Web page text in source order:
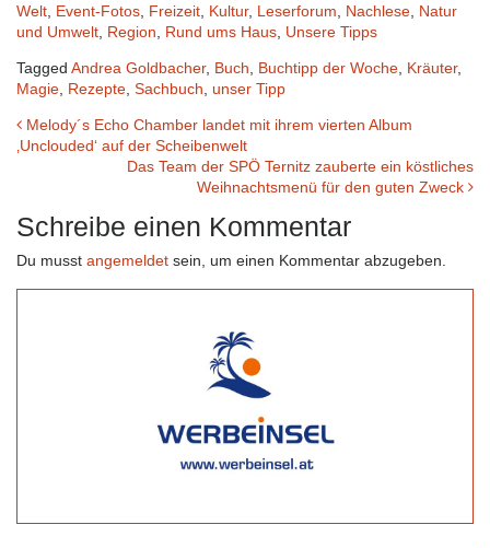
Welt Event-Fotos Freizeit Kultur, Leserforum Nachlese Natur
und Umwelt Region Rund ums Haus Unsere Tipps
Tagged Andrea Goldbacher, Buch Buchtipp der Woche Kräuter,
Magie Rezepte Sachbuch unser Tipp
Beitrags-
Navigation
Melody´s Echo Chamber landet mit ihrem vierten Album
‚Unclouded‘ auf der Scheibenwelt
Das Team der SPÖ Ternitz zauberte ein köstliches
Weihnachtsmenü für den guten Zweck
Schreibe einen Kommentar
Du musst angemeldet sein, um einen Kommentar abzugeben.